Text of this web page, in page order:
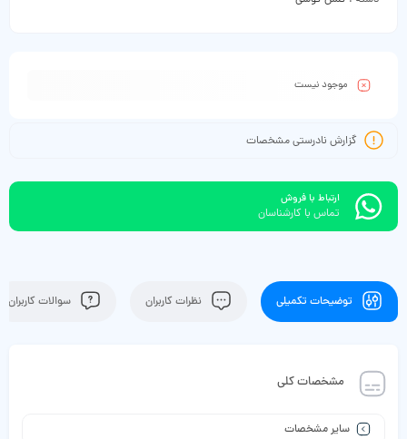
موجود نیست
گزارش نادرستی مشخصات
ارتباط با فروش
تماس با کارشناسان
توضیحات تکمیلی نظرات کاربران سوالات کاربران
مشخصات کلی
سایر مشخصات